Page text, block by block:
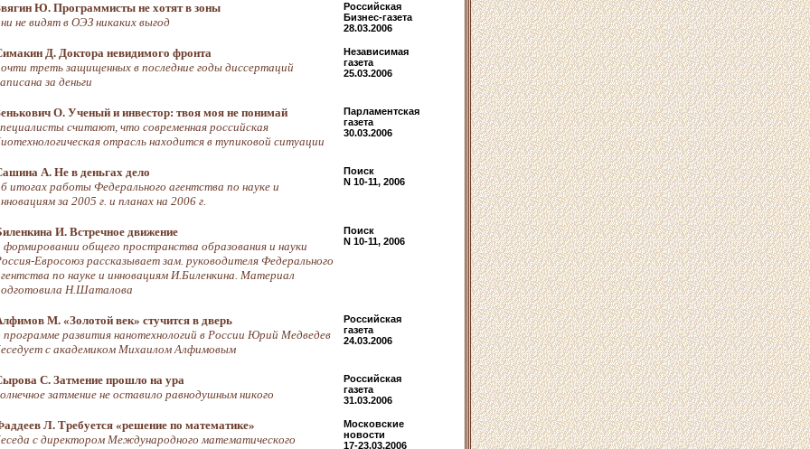
Ю. Программисты не хотят в зоны
не видят в ОЭЗ никаких выгод
Российская
Бизнес-газета
28.03.2006
Д. Доктора невидимого фронта
треть защищенных в последние годы диссертаций
за деньги
Независимая
газета
25.03.2006
О. Ученый и инвестор: твоя моя не понимай
считают, что современная российская
отрасль находится в тупиковой ситуации
Парламентская
газета
30.03.2006
А. Не в деньгах дело
итогах работы Федерального агентства по науке и
за 2005 г. и планах на 2006 г.
Поиск
N 10-11, 2006
И. Встречное движение
формировании общего пространства образования и науки
Евросоюз рассказывает зам. руководителя Федерального
по науке и инновациям И.Биленкина. Материал
Н.Шаталова
Поиск
N 10-11, 2006
М. «Золотой век» стучится в дверь
программе развития нанотехнологий в России Юрий Медведев
с академиком Михаилом Алфимовым
Российская
газета
24.03.2006
С. Затмение прошло на ура
затмение не оставило равнодушным никого
Российская
газета
31.03.2006
Л. Требуется «решение по математике»
с директором Международного математического
Московские
новости
17-23.03.2006